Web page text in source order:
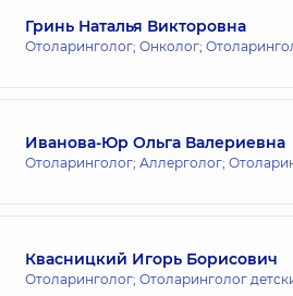
Медицинский Центр
Медицинский Центр
ул. Яблочная, 26, Софиевская
Гринь Наталья Викторовна
Отоларинголог; Онколог;
Иванова-Юр Ольга Валериевна
Отоларинголог; Аллерголог;
Квасницкий Игорь Борисович
Отоларинголог; Отоларинголог